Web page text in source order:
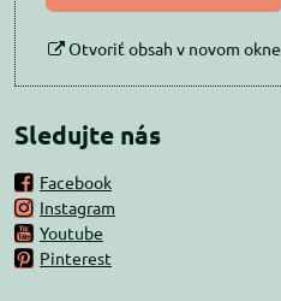
Otvoriť obsah v novom okne
Sledujte nás
Facebook
Instagram
Youtube
Pinterest